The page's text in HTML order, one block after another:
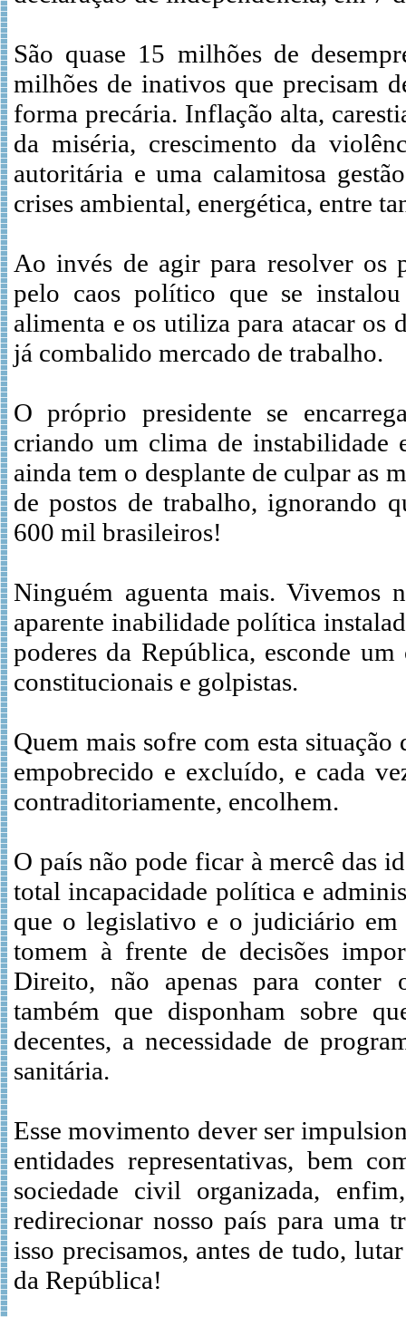
São quase 15 milhões de
milhões de inativos que precisam
forma precária. Inflação alta,
da miséria, crescimento da
autoritária e uma calamitosa
crises ambiental, energética, entre
Ao invés de agir para resolver os
pelo caos político que se
alimenta e os utiliza para atacar os
já combalido mercado de trabalho.
O próprio presidente se
criando um clima de instabilidade
ainda tem o desplante de culpar as
de postos de trabalho, ignorando
600 mil brasileiros!
Ninguém aguenta mais.
aparente inabilidade política
poderes da República, esconde
constitucionais e golpistas.
Quem mais sofre com esta
empobrecido e excluído, e cada
contraditoriamente, encolhem.
O país não pode ficar à mercê das
total incapacidade política e
que o legislativo e o judiciário em
tomem à frente de decisões
Direito, não apenas para conter
também que disponham sobre
decentes, a necessidade de
sanitária.
Esse movimento dever ser
entidades representativas, bem
sociedade civil organizada,
redirecionar nosso país para uma
isso precisamos, antes de tudo,
da República!